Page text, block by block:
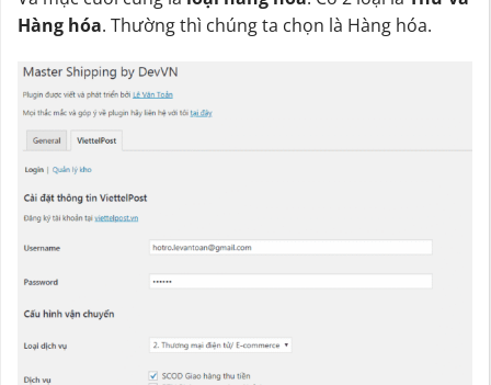
Hàng hóa. Thường thì chúng ta chọn là Hàng hóa.